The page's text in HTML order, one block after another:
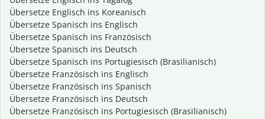
Übersetze Englisch ins Koreanisch
Übersetze Spanisch ins Englisch
Übersetze Spanisch ins Französisch
Übersetze Spanisch ins Deutsch
Übersetze Spanisch ins Portugiesisch (Brasilianisch)
Übersetze Französisch ins Englisch
Übersetze Französisch ins Spanisch
Übersetze Französisch ins Deutsch
Übersetze Französisch ins Portugiesisch (Brasilianisch)